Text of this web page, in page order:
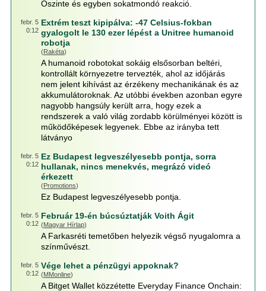
Őszinte és egyben sokatmondó reakció.
febr. 5
0:12
Extrém teszt kipipálva: -47 Celsius-fokban
gyalogolt le 130 ezer lépést a Unitree humanoid
robotja
(Rakéta)
A humanoid robotokat sokáig elsősorban beltéri,
kontrollált környezetre tervezték, ahol az időjárás
nem jelent kihívást az érzékeny mechanikának és az
akkumulátoroknak. Az utóbbi években azonban egyre
nagyobb hangsúly került arra, hogy ezek a
rendszerek a való világ zordabb körülményei között is
működőképesek legyenek. Ebbe az irányba tett
látványo
febr. 5
0:12
Ez Budapest legveszélyesebb pontja, sorra
hullanak, nincs menekvés, megrázó videó
érkezett
(Promotions)
Ez Budapest legveszélyesebb pontja.
febr. 5
0:12
Február 19-én búcsúztatják Voith Ágit
(Magyar Hírlap)
A Farkasréti temetőben helyezik végső nyugalomra a
színművészt.
febr. 5
0:12
Vége lehet a pénzügyi appoknak?
(MMonline)
A Bitget Wallet közzétette Everyday Finance Onchain: